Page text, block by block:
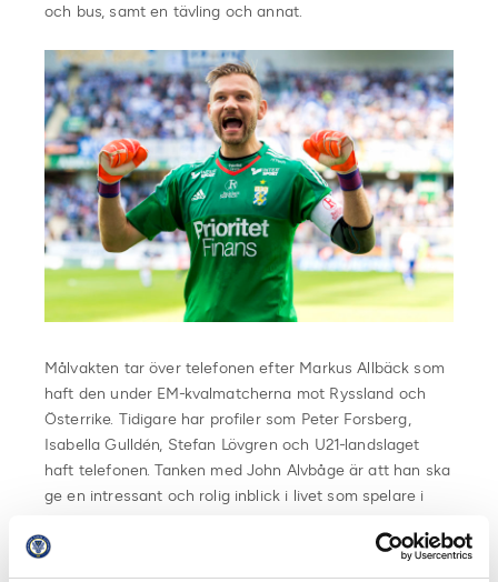
och bus, samt en tävling och annat.
Målvakten tar över telefonen efter Markus Allbäck som
haft den under EM-kvalmatcherna mot Ryssland och
Österrike. Tidigare har profiler som Peter Forsberg,
Isabella Gulldén, Stefan Lövgren och U21-landslaget
haft telefonen. Tanken med John Alvbåge är att han ska
ge en intressant och rolig inblick i livet som spelare i